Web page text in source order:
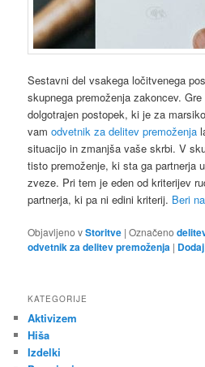
Sestavni del vsakega ločitvenega
skupnega premoženja zakoncev.
dolgotrajen postopek, ki je za
vamodvetnik za delitev premoženja
situacijo in zmanjša vaše skrbi. V
tisto premoženje, ki sta ga partnerja
zveze. Pri tem je eden od kriterijev
partnerja, ki pa ni edini kriterij. Beri
Objavljeno vStoritve |Označeno
odvetnik za delitev premoženja |
KATEGORIJE
Aktivizem
Hiša
Izdelki